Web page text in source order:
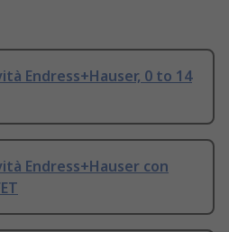
Endress+Hauser, 0 to 14
Endress+Hauser con